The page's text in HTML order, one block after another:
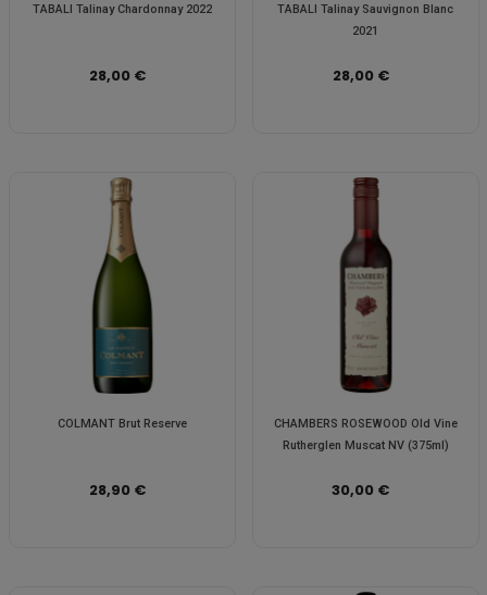
TABALI Talinay Chardonnay 2022
28,00 €
TABALI Talinay Sauvignon Blanc
2021
28,00 €
COLMANT Brut Reserve
28,90 €
CHAMBERS ROSEWOOD Old Vine
Rutherglen Muscat NV (375ml)
30,00 €